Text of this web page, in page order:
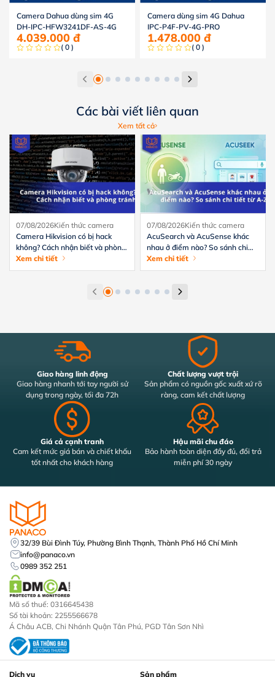
Camera Dahua dùng sim 4G
DH-IPC-HFW3241DF-AS-4G
4.039.000 đ
( 0 )
Camera dùng sim 4G Dahua
IPC-P4F-PV-4G-PRO
1.478.000 đ
( 0 )
Các bài viết liên quan
Xem tất cả
07/08/2026Kiến thức camera
Camera Hikvision có bị hack
không? Cách nhận biết và phòng
tránh hiệu quả
Xem chi tiết
07/08/2026Kiến thức camera
AcuSearch và AcuSense khác
nhau ở điểm nào? So sánh chi
tiết từ A-Z
Xem chi tiết
Giao hàng linh động
Giao hàng nhanh tới tay người sử
dụng trong ngày, tối đa 72h
Chất lượng vượt trội
Sản phẩm có nguồn gốc xuất xứ rõ
ràng, cam kết chất lượng
Giá cả cạnh tranh
Cam kết mức giá bán và chiết khấu
tốt nhất cho khách hàng
Hậu mãi chu đáo
Bảo hành toàn diện đầy đủ, đổi trả
miễn phí 30 ngày
Dịch vụ Sản phẩm
32/39 Bùi Đình Túy, Phường Bình Thạnh, Thành Phố Hồ Chí Minh
info@panaco.vn
0989 352 251
Mã số thuế: 0316645438
Số tài khoản: 2255566678
Á Châu ACB, Chi Nhánh Quận Tân Phú, PGD Tân Sơn Nhì